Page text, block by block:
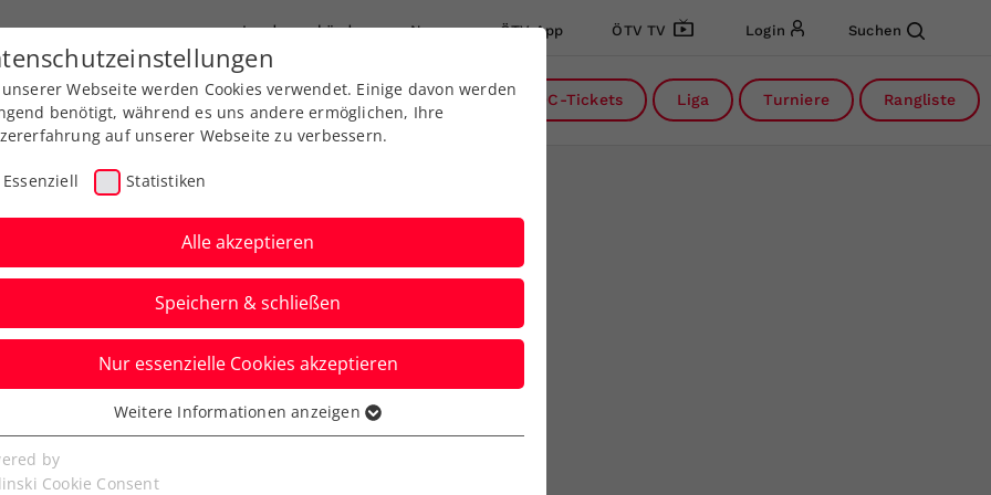
Landesverbände News ÖTV App ÖTV TV Login Suchen
Ausbildung Services Über uns DC-Tickets Liga Turniere Rangliste
Rodionov und
Webseite werden Cookies verwendet. Einige davon werden
benötigt, während es uns andere ermöglichen, Ihre
auf unserer Webseite zu verbessern.
Essenziell Statistiken
Alle akzeptieren
Speichern & schließen
Nur essenzielle Cookies akzeptieren
Cookies werden für grundlegende Funktionen der
benötigt. Dadurch ist gewährleistet, dass die Webseite
Weitere Informationen anzeigen
by
Cookie Consent